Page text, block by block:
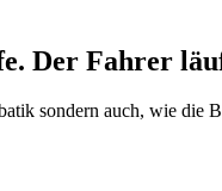
Der Fahrer
sondern auch, wie die